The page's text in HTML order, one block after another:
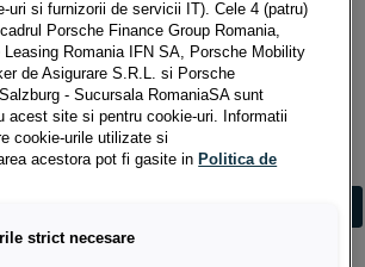
uri si furnizorii de servicii IT). Cele 4 (patru)
Porsche Finance Group Romania,
Romania IFN SA, Porsche Mobility
de Asigurare S.R.L. si Porsche
- Sucursala RomaniaSA sunt
acest site si pentru cookie-uri. Informatii
cookie-urile utilizate si
acestora pot fi gasite in Politica de
strict necesare